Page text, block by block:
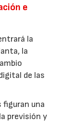
e
la
la
de las
una
previsión y